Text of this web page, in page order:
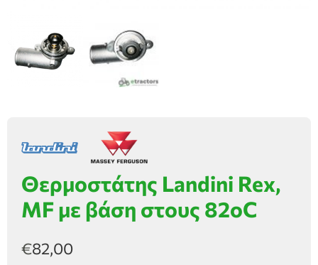
Θερμοστάτης Landini Rex,
MF με βάση στους 82οC
€82,00